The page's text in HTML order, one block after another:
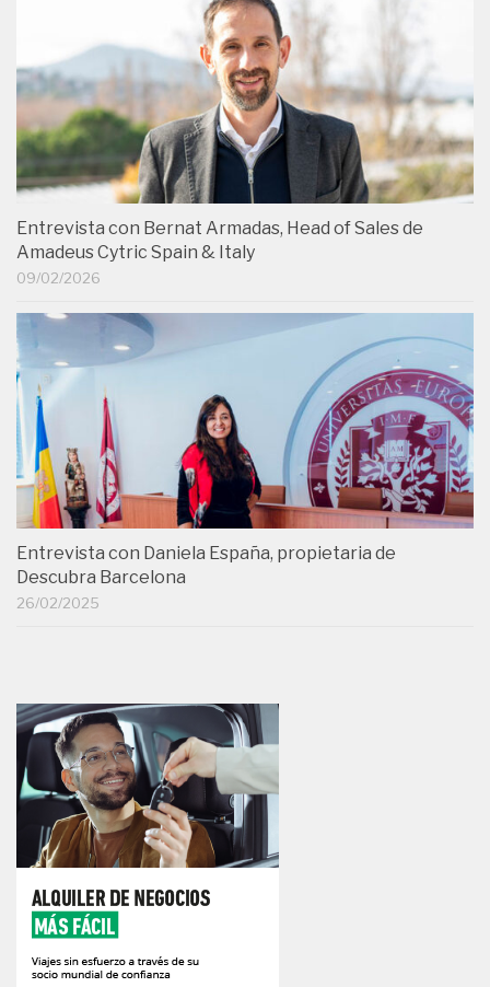
Entrevista con Bernat Armadas, Head of Sales de
Amadeus Cytric Spain & Italy
09/02/2026
Entrevista con Daniela España, propietaria de
Descubra Barcelona
26/02/2025